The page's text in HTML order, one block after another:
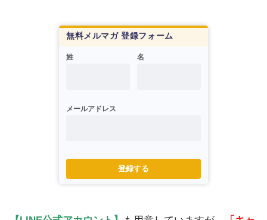
無料メルマガ 登録フォーム
姓 名
メールアドレス
登録する